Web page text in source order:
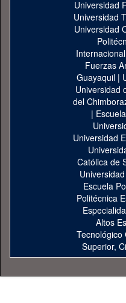
Universidad
Universidad
Universidad
Fuerzas
Guayaquil|
Universidad
del
|
Universidad
Católica de
Escuela
Politécnica
Altos
Tecnológico
Superior,